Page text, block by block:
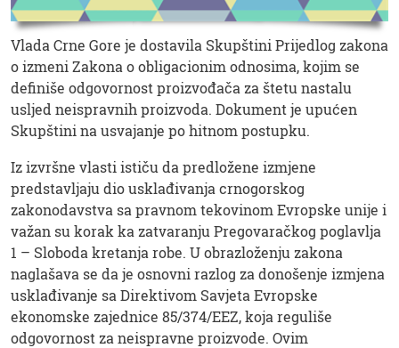
Vlada Crne Gore je dostavila Skupštini Prijedlog zakona
o izmeni Zakona o obligacionim odnosima, kojim se
definiše odgovornost proizvođača za štetu nastalu
usljed neispravnih proizvoda. Dokument je upućen
Skupštini na usvajanje po hitnom postupku.
Iz izvršne vlasti ističu da predložene izmjene
predstavljaju dio usklađivanja crnogorskog
zakonodavstva sa pravnom tekovinom Evropske unije i
važan su korak ka zatvaranju Pregovaračkog poglavlja
1 – Sloboda kretanja robe. U obrazloženju zakona
naglašava se da je osnovni razlog za donošenje izmjena
usklađivanje sa Direktivom Savjeta Evropske
ekonomske zajednice 85/374/EEZ, koja reguliše
odgovornost za neispravne proizvode. Ovim